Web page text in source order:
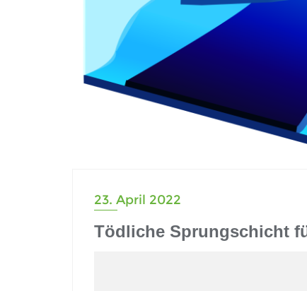
23. April 2022
Tödliche Sprungschicht